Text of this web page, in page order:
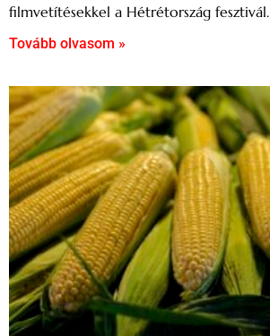
filmvetítésekkel a Hétrétország fesztivál.
Tovább olvasom »